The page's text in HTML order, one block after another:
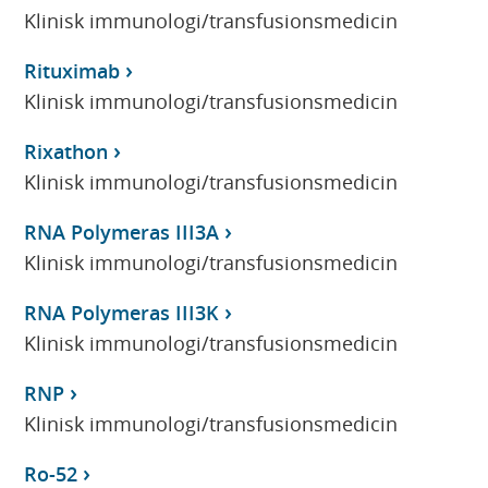
Klinisk immunologi/transfusionsmedicin
Rituximab
Klinisk immunologi/transfusionsmedicin
Rixathon
Klinisk immunologi/transfusionsmedicin
RNA Polymeras III3A
Klinisk immunologi/transfusionsmedicin
RNA Polymeras III3K
Klinisk immunologi/transfusionsmedicin
RNP
Klinisk immunologi/transfusionsmedicin
Ro-52